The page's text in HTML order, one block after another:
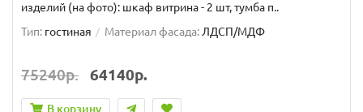
изделий (на фото): шкаф витрина - 2 шт, тумба п..
Тип: гостиная Материал фасада:ЛДСП/МДФ
75240р. 64140р.
В корзину